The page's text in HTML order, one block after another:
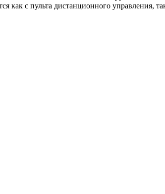
как с пульта дистанционного управления,